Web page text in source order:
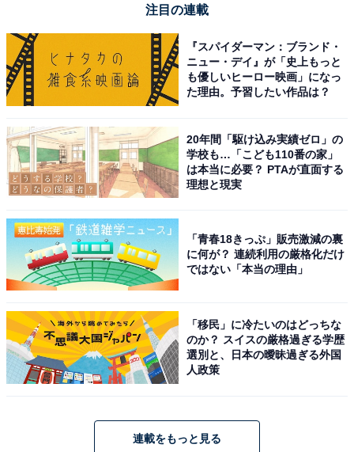
2.大隣憲司（ソフトバンク→ロッテ）
2013年にWBC日本代表入りを果たした大隣憲司も病に
ソフトバンクの左腕エースで、2度の2桁勝利を挙げて活
躍していました。
黄色靭帯骨化症が発覚。骨化した黄色靭帯が脊髄を圧迫
することで下半身に力が入らなくなるという難病で、選
手としての復帰が絶望視されました。
その後シーズン中の手術にリハビリを経て、翌2014年に
は一軍に復帰。同年の7月27日に行われたオリックス戦
で勝利を挙げ、国指定の難病を乗り越えて勝利投手にな
った、初のプロ野球選手となりました。
注目の連載
『スパイダーマン：ブランド・
ニュー・デイ』が「史上もっと
も優しいヒーロー映画」になっ
た理由。予習したい作品は？
20年間「駆け込み実績ゼロ」の
学校も…「こども110番の家」
は本当に必要？ PTAが直面する
理想と現実
「青春18きっぷ」販売激減の裏
に何が？ 連続利用の厳格化だけ
ではない「本当の理由」
「移民」に冷たいのはどっちな
のか？ スイスの厳格過ぎる学歴
選別と、日本の曖昧過ぎる外国
人政策
連載をもっと見る